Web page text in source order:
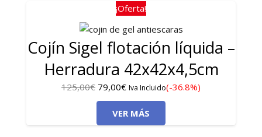
125,00€.79,00€.
¡Oferta!
Cojín Sigel flotación líquida –
Herradura 42x42x4,5cm
125,00€ El
precio
original
era:
79,00€El
precio
actual
es:
Iva Incluido(-36.8%)
VER MÁS